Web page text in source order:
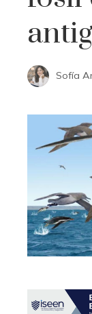
Sofía